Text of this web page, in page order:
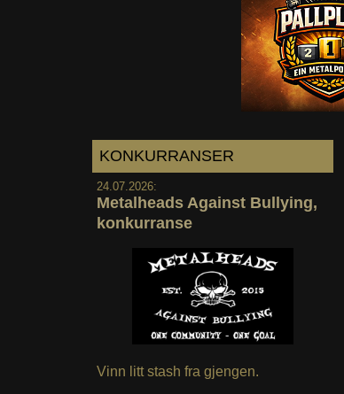
KONKURRANSER
24.07.2026:
Metalheads Against Bullying,
konkurranse
Vinn litt stash fra gjengen.